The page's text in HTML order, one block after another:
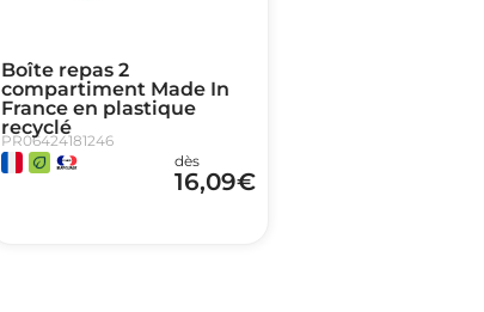
Boîte repas 2
compartiment Made In
France en plastique
recyclé
PR06424181246
dès
16,09€